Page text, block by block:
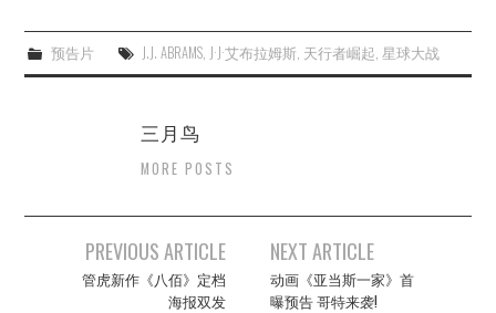
预告片 J.J. ABRAMS, J·J·艾布拉姆斯, 天行者崛起, 星球大战
三月鸟
MORE POSTS
navigation
PREVIOUS ARTICLE
管虎新作《八佰》定档
海报双发
NEXT ARTICLE
动画《亚当斯一家》首
曝预告 哥特来袭!